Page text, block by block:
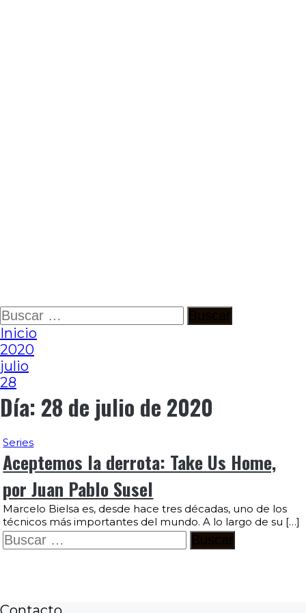
Ir
al
contenido
Buscar:
Inicio
2020
julio
28
Día: 28 de julio de 2020
Series
Aceptemos la derrota: Take Us Home,
por Juan Pablo Susel
Marcelo Bielsa es, desde hace tres décadas, uno de los
técnicos más importantes del mundo. A lo largo de su […]
Buscar: